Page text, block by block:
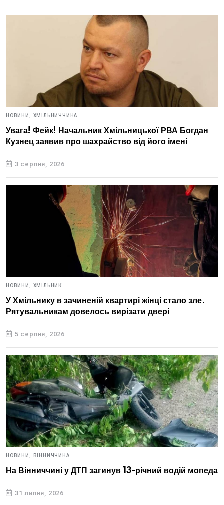
НОВИНИ, ХМІЛЬНИЧЧИНА
Увага! Фейк! Начальник Хмільницької РВА Богдан
Кузнец заявив про шахрайство від його імені
3 серпня, 2026
НОВИНИ, ХМІЛЬНИК
У Хмільнику в зачиненій квартирі жінці стало зле.
Рятувальникам довелось вирізати двері
5 серпня, 2026
НОВИНИ, ВІННИЧЧИНА
На Вінниччині у ДТП загинув 13-річний водій мопеда
31 липня, 2026